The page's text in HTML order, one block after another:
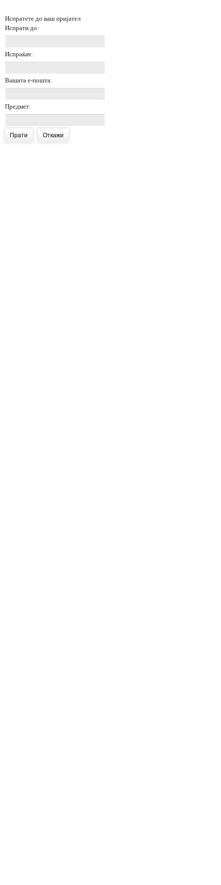
Испратете до ваш пријател
Испрати до:
Испраќач:
Вашата е-пошта:
Предмет:
Прати Откажи